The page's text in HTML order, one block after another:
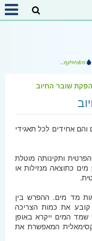
שובר החיוב
אחידים לכל תאגידי
ותקינותה מוטלת
כתוצאה מנזילות או
מד מים. ההפרש בין
קובע את כמות הצריכה
שמד המים ייקרא באופן
המאפשרת את